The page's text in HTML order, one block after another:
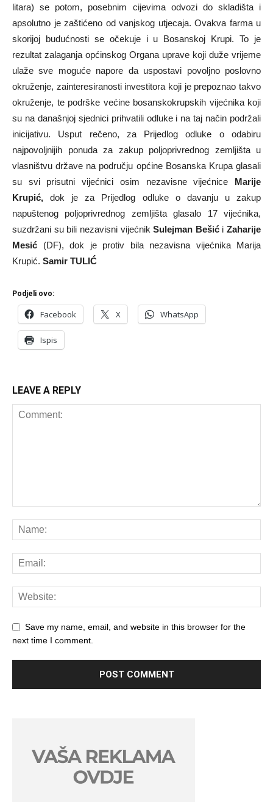
litara) se potom, posebnim cijevima odvozi do skladišta i
apsolutno je zaštićeno od vanjskog utjecaja. Ovakva farma u
skorijoj budućnosti se očekuje i u Bosanskoj Krupi. To je
rezultat zalaganja općinskog Organa uprave koji duže vrijeme
ulaže sve moguće napore da uspostavi povoljno poslovno
okruženje, zainteresiranosti investitora koji je prepoznao takvo
okruženje, te podrške većine bosanskokrupskih vijećnika koji
su na današnjoj sjednici prihvatili odluke i na taj način podržali
inicijativu. Usput rečeno, za Prijedlog odluke o odabiru
najpovoljnijih ponuda za zakup poljoprivrednog zemljišta u
vlasništvu države na području općine Bosanska Krupa glasali
su svi prisutni vijećnici osim nezavisne vijećnice Marije
Krupić, dok je za Prijedlog odluke o davanju u zakup
napuštenog poljoprivrednog zemljišta glasalo 17 vijećnika,
suzdržani su bili nezavisni vijećnikSulejman Bešići Zaharije
Mesić (DF), dok je protiv bila nezavisna vijećnika Marija
Krupić. Samir TULIĆ
Podjeli ovo:
Facebook X WhatsApp
Ispis
LEAVE A REPLY
Save my name, email, and website in this browser for the
next time I comment.